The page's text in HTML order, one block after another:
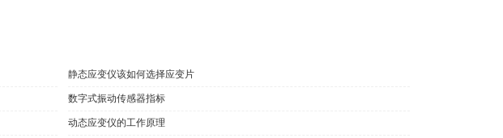
静态应变仪该如何选择应变片
数字式振动传感器指标
动态应变仪的工作原理